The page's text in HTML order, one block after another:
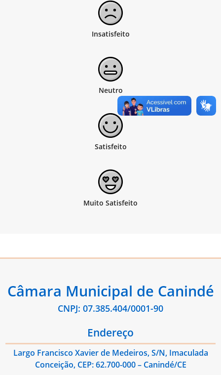
Câmara Municipal de Canindé
CNPJ: 07.385.404/0001-90
Endereço
Largo Francisco Xavier de Medeiros, S/N, Imaculada
Conceição, CEP: 62.700-000 – Canindé/CE